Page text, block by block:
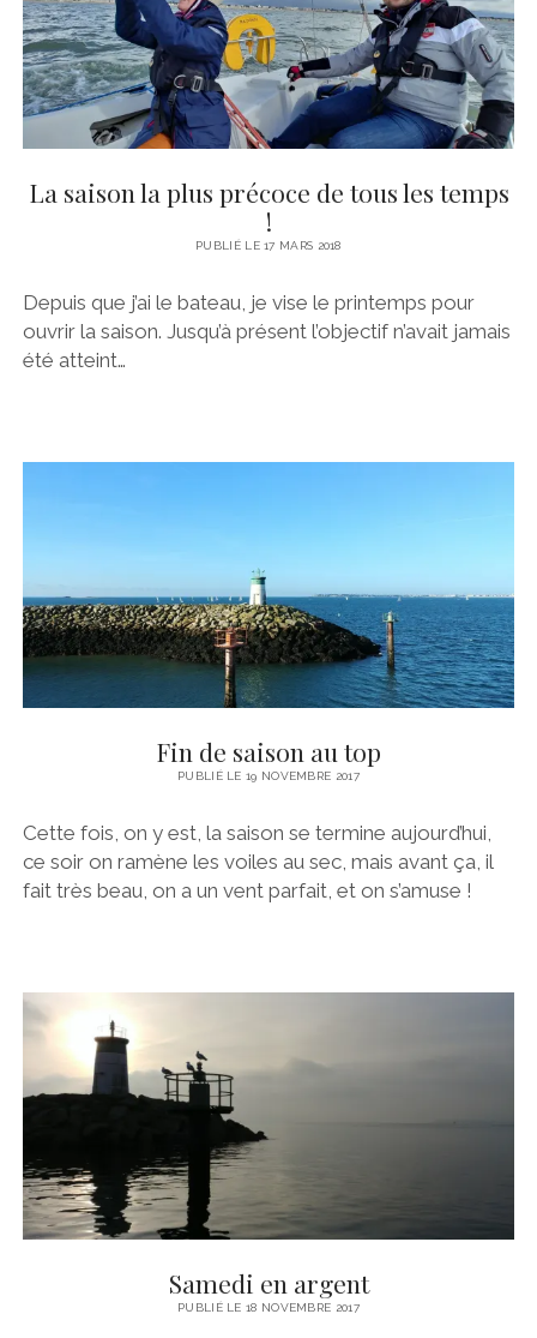
La saison la plus précoce de tous les temps
!
PUBLIÉ LE 17 MARS 2018
Depuis que j’ai le bateau, je vise le printemps pour
ouvrir la saison. Jusqu’à présent l’objectif n’avait jamais
été atteint…
Fin de saison au top
PUBLIÉ LE 19 NOVEMBRE 2017
Cette fois, on y est, la saison se termine aujourd’hui,
ce soir on ramène les voiles au sec, mais avant ça, il
fait très beau, on a un vent parfait, et on s’amuse !
Samedi en argent
PUBLIÉ LE 18 NOVEMBRE 2017